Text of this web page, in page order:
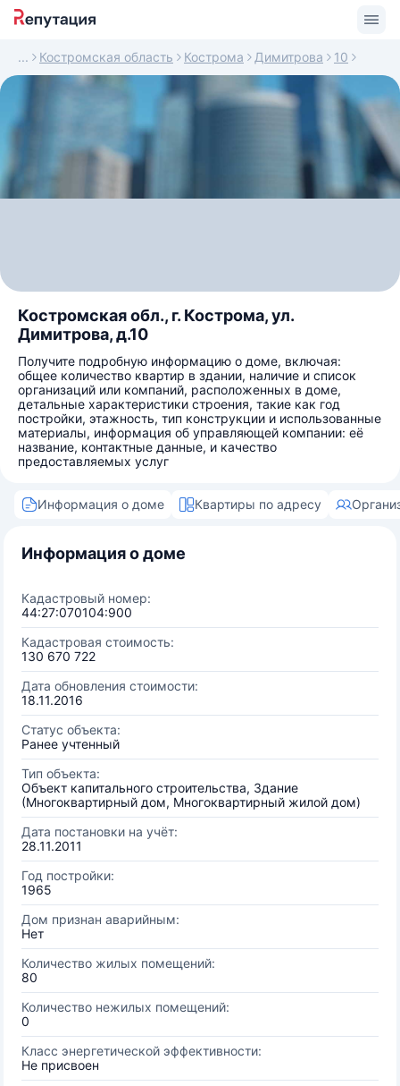
Костромская область Кострома Димитрова 10
Костромская обл., г. Кострома, ул.
Димитрова, д.10
Получите подробную информацию о доме, включая:
общее количество квартир в здании, наличие и список
организаций или компаний, расположенных в доме,
детальные характеристики строения, такие как год
постройки, этажность, тип конструкции и использованные
материалы, информация об управляющей компании: её
название, контактные данные, и качество
предоставляемых услуг
Информация о доме Квартиры по адресу
Информация о доме
Кадастровый номер:
44:27:070104:900
Кадастровая стоимость:
130 670 722
Дата обновления стоимости:
18.11.2016
Статус объекта:
Ранее учтенный
Тип объекта:
Объект капитального строительства, Здание
(Многоквартирный дом, Многоквартирный жилой дом)
Дата постановки на учёт:
28.11.2011
Год постройки:
1965
Дом признан аварийным:
Нет
Количество жилых помещений:
80
Количество нежилых помещений:
0
Класс энергетической эффективности:
Не присвоен